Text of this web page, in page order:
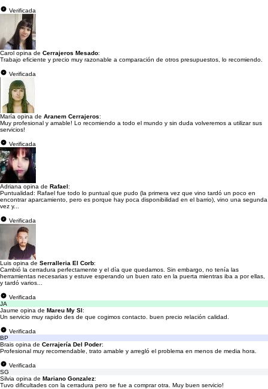
Verificada
Carol opina de Cerrajeros Mesado:
Trabajo eficiente y precio muy razonable a comparación de otros presupuestos, lo recomiendo.
Verificada
María opina de Aranem Cerrajeros:
Muy profesional y amable! Lo recomiendo a todo el mundo y sin duda volveremos a utilizar sus
servicios!
Verificada
Adriana opina de Rafael:
Puntualidad: Rafael fue todo lo puntual que pudo (la primera vez que vino tardó un poco en
encontrar aparcamiento, pero es porque hay poca disponibilidad en el barrio), vino una segunda
vez y...
Verificada
Luis opina de Serralleria El Corb:
Cambió la cerradura perfectamente y el día que quedamos. Sin embargo, no tenía las
herramientas necesarias y estuve esperando un buen rato en la puerta mientras iba a por ellas,
y tardó varios...
Verificada
JA
Jaume opina de Mareu My Sl:
Un servicio muy rapido des de que cogimos contacto. buen precio relación calidad.
Verificada
BP
Brais opina de Cerrajería Del Poder:
Profesional muy recomendable, trato amable y arregló el problema en menos de media hora.
Verificada
SG
Silvia opina de Mariano Gonzalez:
Tuvo dificultades con la cerradura pero se fue a comprar otra. Muy buen servicio!